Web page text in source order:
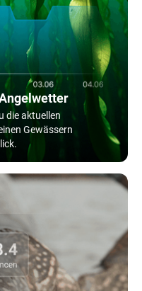
die aktuellen
Gewässern